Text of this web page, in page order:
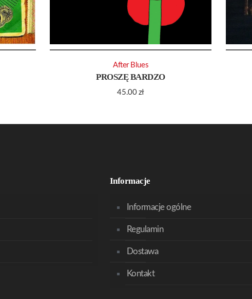
PROSZĘ BARDZO
45.00 zł
After Blues
Informacje
Informacje ogólne
Regulamin
Dostawa
Kontakt